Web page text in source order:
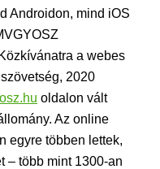
Androidon, mind iOS
a webes
2020
oldalon vált
Az online
egyre többen lettek,
– több mint 1300-an